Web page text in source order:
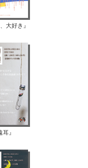
大好き』
』